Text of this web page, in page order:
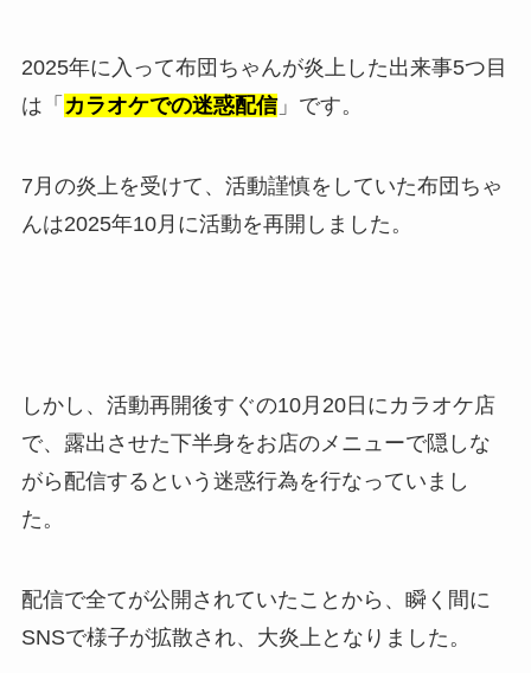
2025年に入って布団ちゃんが炎上した出来事5つ目
は「 カラオケでの迷惑配信」です。
7月の炎上を受けて、活動謹慎をしていた布団ちゃ
んは2025年10月に活動を再開しました。
しかし、活動再開後すぐの10月20日にカラオケ店
で、露出させた下半身をお店のメニューで隠しな
がら配信するという迷惑行為を行なっていまし
た。
配信で全てが公開されていたことから、瞬く間に
SNSで様子が拡散され、大炎上となりました。